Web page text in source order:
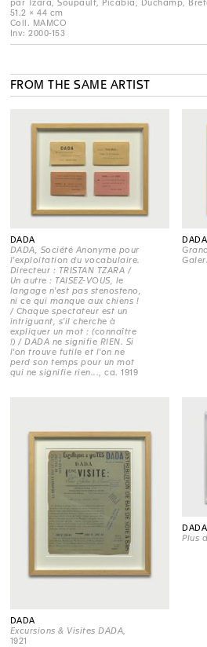
par Tzara, Soupault, Picabia, Duchamp,
51.2 × 44 cm
Coll. MAMCO
Inv: 2000-153
FROM THE SAME ARTIST
DADA
DADA, Société Anonyme pour
l'exploitation du vocabulaire.
Directeur : TRISTAN TZARA /
Un autre : TAISEZ-VOUS, le
langage n'est pas stenosteno,
ni ce qui manque aux chiens !
/ Chaque spectateur est un
intriguant, s'il cherche à
expliquer un mot : (connaître
!) / DADA ne signifie RIEN. Si
l'on trouve futile et l'on ne
perd son temps pour un mot
qui ne signifie rien...
, ca. 1919
DADA
DADA
Excursions & Visites DADA
1921
DADA
Plus